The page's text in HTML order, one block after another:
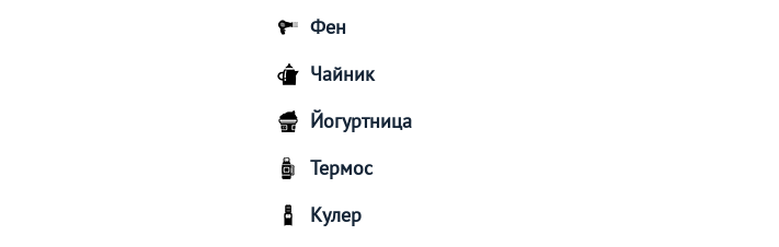
Фен
Чайник
Йогуртница
Термос
Кулер